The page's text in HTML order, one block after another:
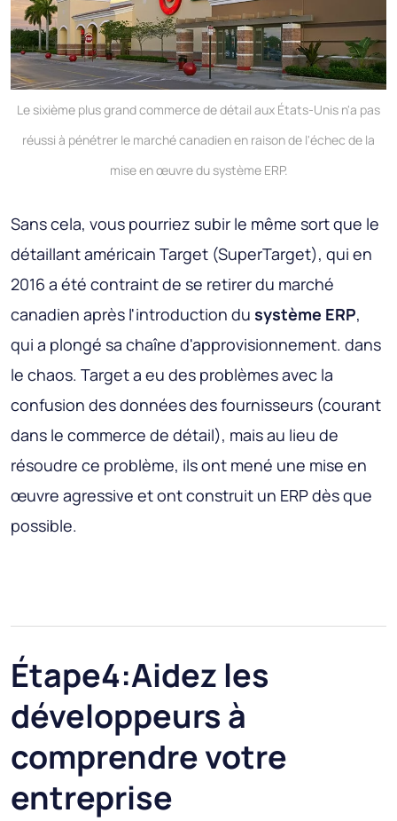
Le sixième plus grand commerce de détail aux États-Unis n'a pas
réussi à pénétrer le marché canadien en raison de l'échec de la
mise en œuvre du système ERP.
Sans cela, vous pourriez subir le même sort que le
détaillant américain Target (SuperTarget), qui en
2016 a été contraint de se retirer du marché
canadien après l'introduction du système ERP,
qui a plongé sa chaîne d'approvisionnement. dans
le chaos. Target a eu des problèmes avec la
confusion des données des fournisseurs (courant
dans le commerce de détail), mais au lieu de
résoudre ce problème, ils ont mené une mise en
œuvre agressive et ont construit un ERP dès que
possible.
Étape4:Aidez les
développeurs à
comprendre votre
entreprise